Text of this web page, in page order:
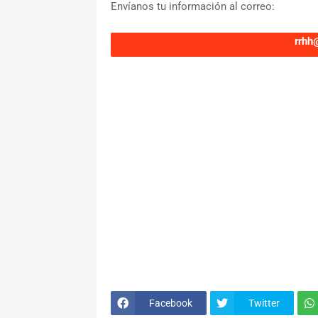
Envíanos tu información al correo:
Facebook Twitter